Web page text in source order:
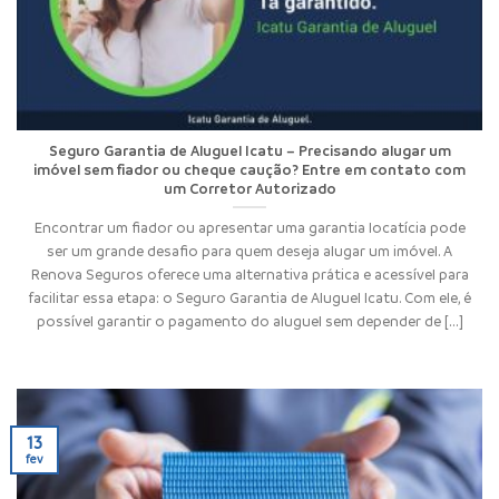
Seguro Garantia de Aluguel Icatu – Precisando alugar um
imóvel sem fiador ou cheque caução? Entre em contato com
um Corretor Autorizado
Encontrar um fiador ou apresentar uma garantia locatícia pode
ser um grande desafio para quem deseja alugar um imóvel. A
Renova Seguros oferece uma alternativa prática e acessível para
facilitar essa etapa: o Seguro Garantia de Aluguel Icatu. Com ele, é
possível garantir o pagamento do aluguel sem depender de [...]
13
fev